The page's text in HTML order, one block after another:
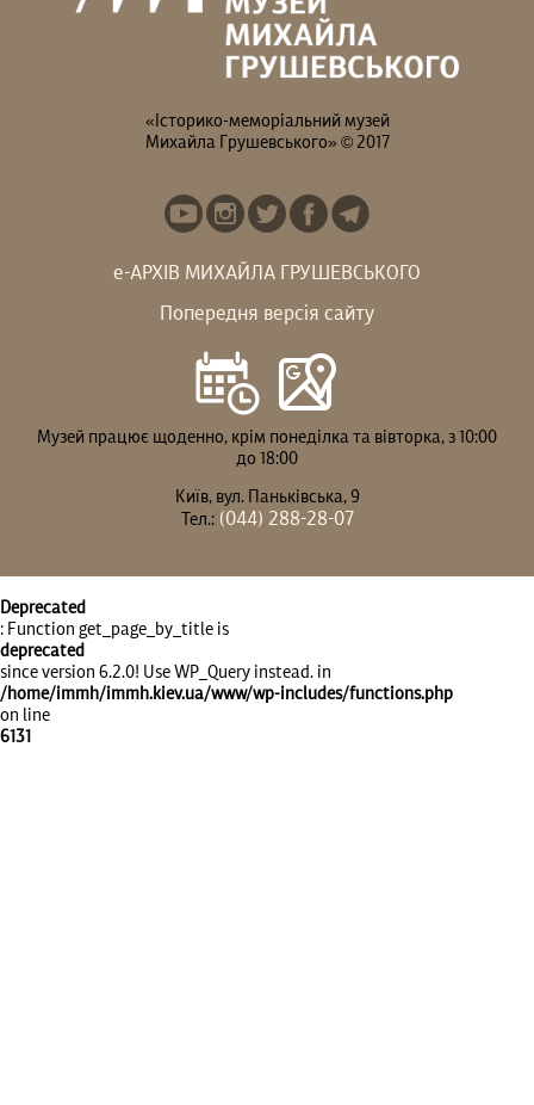
«Історико-меморіальний музей
Михайла Грушевського» © 2017
е-АРХІВ МИХАЙЛА ГРУШЕВСЬКОГО
Попередня версія сайту
Музей працює щоденно, крім понеділка та вівторка, з 10:00
до 18:00
Київ, вул. Паньківська, 9
Тел.:(044) 288-28-07
Deprecated
: Function get_page_by_title is
deprecated
since version 6.2.0! Use WP_Query instead. in
/home/immh/immh.kiev.ua/www/wp-includes/functions.php
on line
6131